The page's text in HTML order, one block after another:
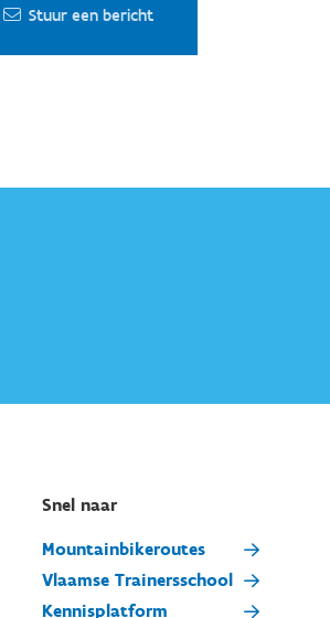
Stuur een bericht
Snel naar
Mountainbikeroutes
Vlaamse Trainersschool
Kennisplatform